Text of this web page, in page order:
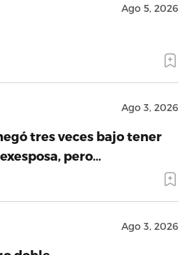
Ago 5, 2026
Ago 3, 2026
tres veces bajo tener
pero…
Ago 3, 2026